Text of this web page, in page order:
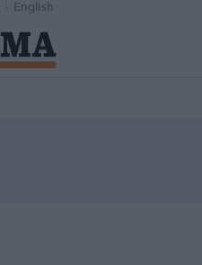
English